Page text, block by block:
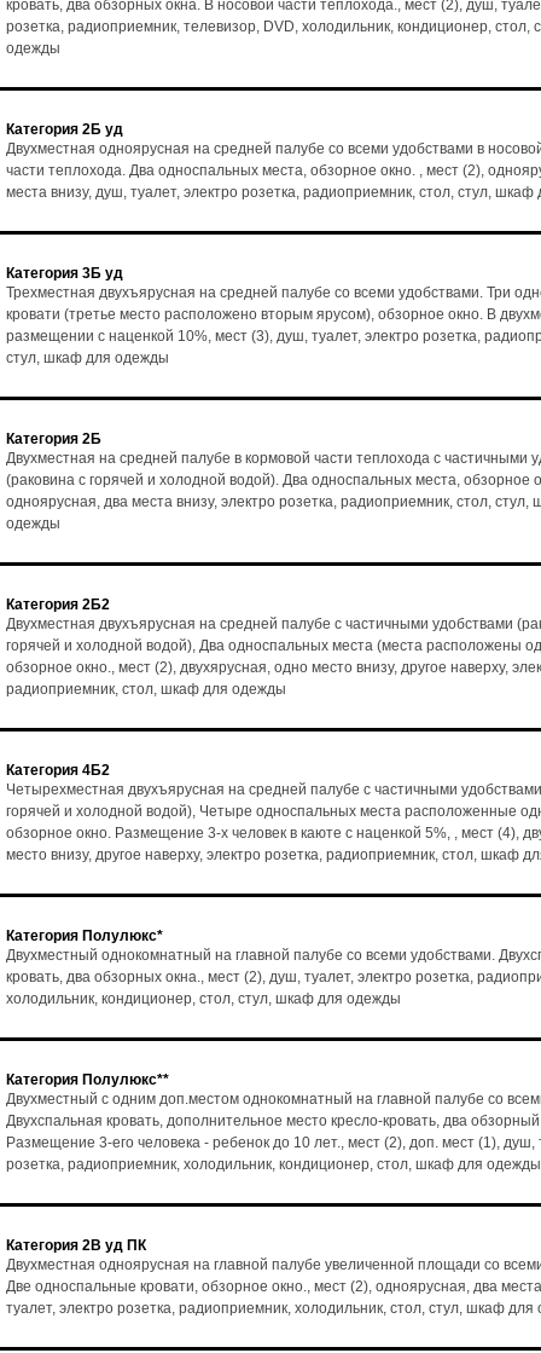
кровать, два обзорных окна. В носовой части теплохода., мест (2), душ,
розетка, радиоприемник, телевизор, DVD, холодильник, кондиционер, стол,
одежды
Категория 2Б уд
Двухместная одноярусная на средней палубе со всеми удобствами в
части теплохода. Два односпальных места, обзорное окно. , мест (2),
места внизу, душ, туалет, электро розетка, радиоприемник, стол, стул,
Категория 3Б уд
Трехместная двухъярусная на средней палубе со всеми удобствами. Три
кровати (третье место расположено вторым ярусом), обзорное окно. В
размещении с наценкой 10%, мест (3), душ, туалет, электро розетка,
стул, шкаф для одежды
Категория 2Б
Двухместная на средней палубе в кормовой части теплохода с частичными
(раковина с горячей и холодной водой). Два односпальных места, обзорное
одноярусная, два места внизу, электро розетка, радиоприемник, стол, стул,
одежды
Категория 2Б2
Двухместная двухъярусная на средней палубе с частичными удобствами
горячей и холодной водой), Два односпальных места (места расположены
обзорное окно., мест (2), двухярусная, одно место внизу, другое наверху,
радиоприемник, стол, шкаф для одежды
Категория 4Б2
Четырехместная двухъярусная на средней палубе с частичными
горячей и холодной водой), Четыре односпальных места расположенные
обзорное окно. Размещение 3-х человек в каюте с наценкой 5%, , мест (4),
место внизу, другое наверху, электро розетка, радиоприемник, стол, шкаф
Категория Полулюкс*
Двухместный однокомнатный на главной палубе со всеми удобствами.
кровать, два обзорных окна., мест (2), душ, туалет, электро розетка,
холодильник, кондиционер, стол, стул, шкаф для одежды
Категория Полулюкс**
Двухместный с одним доп.местом однокомнатный на главной палубе со
Двухспальная кровать, дополнительное место кресло-кровать, два
Размещение 3-его человека - ребенок до 10 лет., мест (2), доп. мест (1), душ,
розетка, радиоприемник, холодильник, кондиционер, стол, шкаф для одежды
Категория 2В уд ПК
Двухместная одноярусная на главной палубе увеличенной площади со
Две односпальные кровати, обзорное окно., мест (2), одноярусная, два
туалет, электро розетка, радиоприемник, холодильник, стол, стул, шкаф